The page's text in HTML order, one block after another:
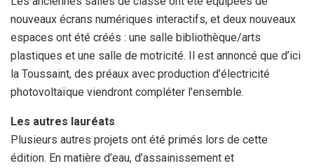
nouveaux écrans numériques interactifs, et deux nouveaux
espaces ont été créés : une salle bibliothèque/arts
plastiques et une salle de motricité. Il est annoncé que d’ici
la Toussaint, des préaux avec production d’électricité
photovoltaïque viendront compléter l’ensemble.
Les autres lauréats
Plusieurs autres projets ont été primés lors de cette
édition. En matière d’eau, d’assainissement et